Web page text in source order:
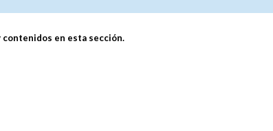
contenidos en esta sección.